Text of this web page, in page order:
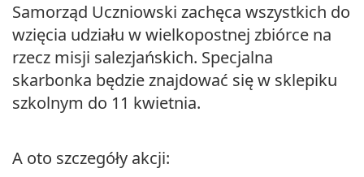
Samorząd Uczniowski zachęca wszystkich do
wzięcia udziału w wielkopostnej zbiórce na
rzecz misji salezjańskich. Specjalna
skarbonka będzie znajdować się w sklepiku
szkolnym do 11 kwietnia.
A oto szczegóły akcji: